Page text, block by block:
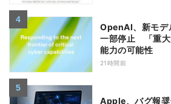
OpenAI、新モ
一部停止 「重大
能力の可能性
21時間前
Apple、バグ報